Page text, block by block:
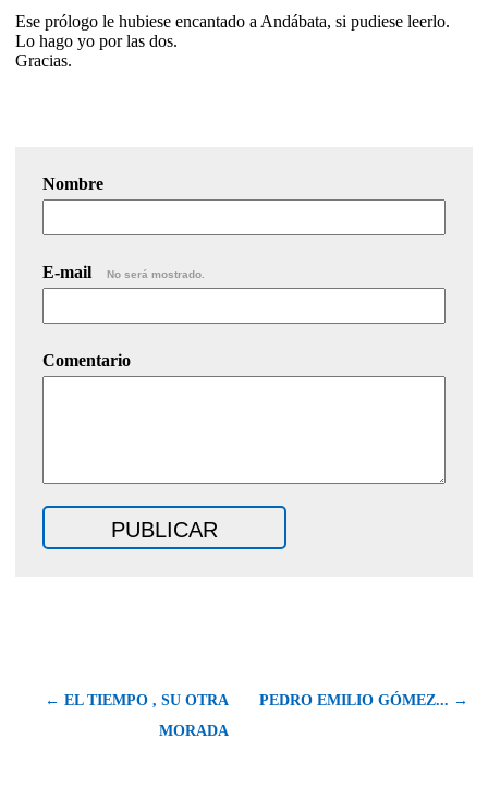
Ese prólogo le hubiese encantado a Andábata, si pudiese leerlo.
Lo hago yo por las dos.
Gracias.
Nombre
E-mail No será mostrado.
Comentario
← EL TIEMPO , SU OTRA
MORADA
PEDRO EMILIO GÓMEZ... →